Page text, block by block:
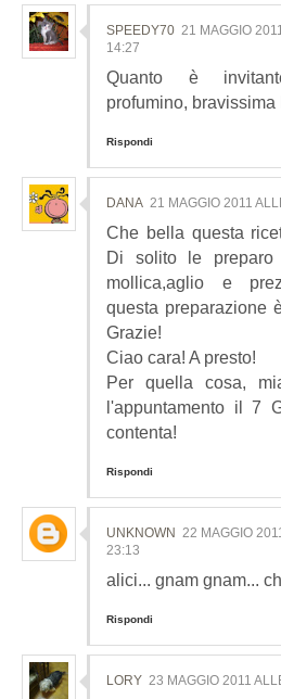
SPEEDY70 21 MAGGIO
14:27
Quanto è
profumino, bravissima
Rispondi
DANA 21 MAGGIO 2011
Che bella questa
Di solito le
mollica,aglio e
questa preparazione
Grazie!
Ciao cara! A presto!
Per quella cosa,
l'appuntamento il 7
contenta!
Rispondi
UNKNOWN 22 MAGGIO
23:13
alici... gnam gnam...
Rispondi
LORY 23 MAGGIO 2011